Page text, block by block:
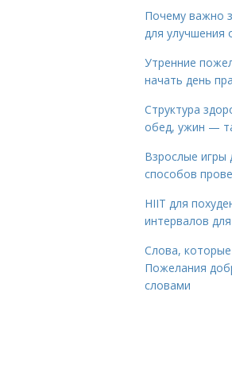
Почему важно
для улучшения
Утренние
начать день
Структура
обед, ужин —
Взрослые игры
способов
HIIT для
интервалов
Слова,
Пожелания
словами